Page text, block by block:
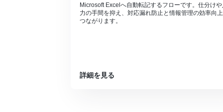
Microsoft Excelへ自動転記するフローです。仕分け
力の手間を抑え、対応漏れ防止と情報管理の効率向
つながります。
詳細を見る